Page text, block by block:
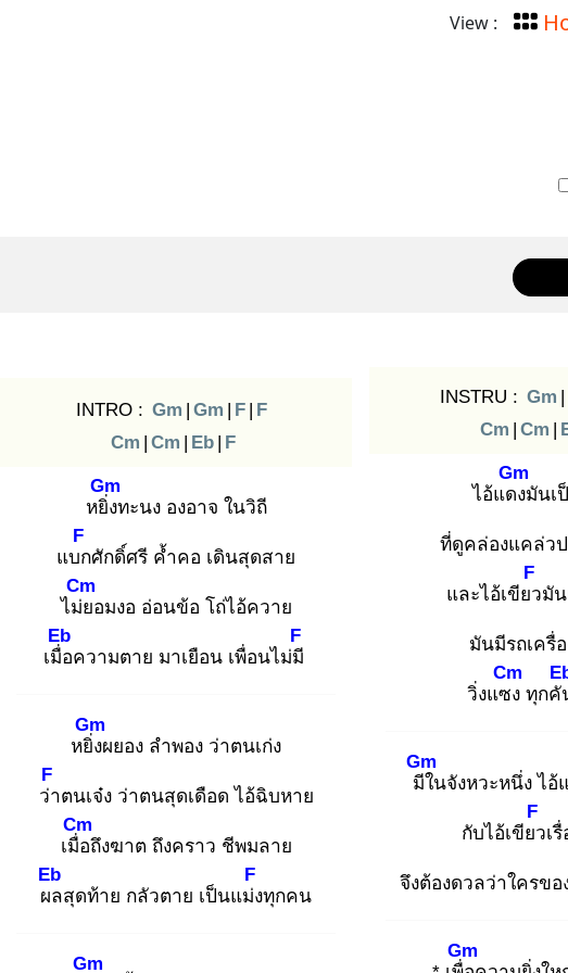
View :
INTRO : Gm | Gm | F | F
Cm | Cm | Eb | F
หยิ่ง
Gm
ทะนง องอาจ ในวิถี
แบก
F
ศักดิ์ศรี ค้ำคอ เดินสุดสาย
ไม่ย
Cm
อมงอ อ่อนข้อ โถ่ไอ้ควาย
เมื่อ
Eb
ความตาย มาเยือน เพื่อนไม่มี
F
หยิ่ง
Gm
ผยอง ลำพอง ว่าตนเก่ง
ว่า
F
ตนเจ๋ง ว่าตนสุดเดือด ไอ้ฉิบหาย
เมื่อ
Cm
ถึงฆาต ถึงคราว ชีพมลาย
ผล
Eb
สุดท้าย กลัวตาย เป็นแม่ง
F
ทุกคน
Gm
INSTRU : Gm |
Cm | Cm |
ไอ้แดง
Gm
มันเ
ที่ดูคล่องแคล่วป
และไอ้เขียว
F
มั
มันมีรถเครื่
วิ่งแซง
Cm
ทุกคั
มีใ
Gm
นจังหวะหนึ่ง ไอ้
กับไอ้เขียว
F
เ
จึงต้องดวลว่าใครขอ
Gm